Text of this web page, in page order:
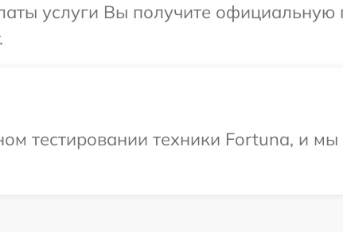
услуги Вы получите официальную
тестировании техники Fortuna, и мы